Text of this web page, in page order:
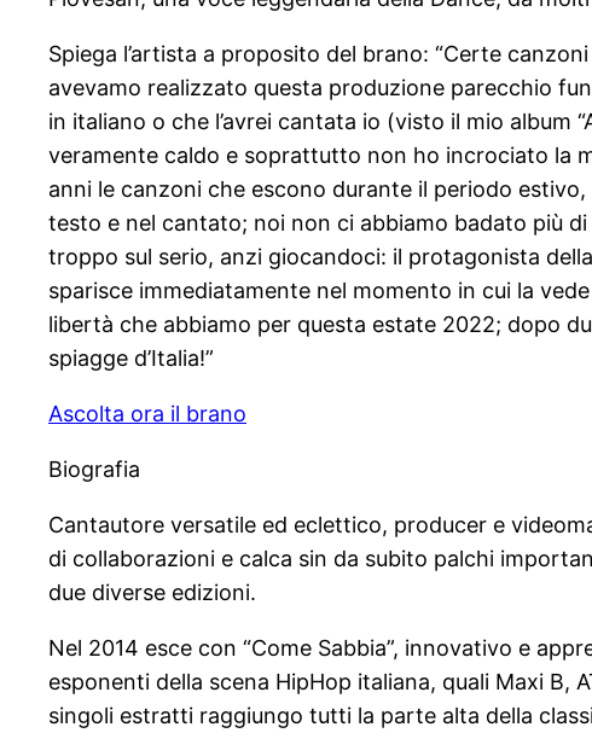
Spiega l’artista a proposito del brano: “Certe
avevamo realizzato questa produzione parecchio
in italiano o che l’avrei cantata io (visto il mio album
veramente caldo e soprattutto non ho incrociato la
anni le canzoni che escono durante il periodo
testo e nel cantato; noi non ci abbiamo badato più
troppo sul serio, anzi giocandoci: il protagonista
sparisce immediatamente nel momento in cui la
libertà che abbiamo per questa estate 2022; dopo
spiagge d’Italia!”
Ascolta ora il brano
Biografia
Cantautore versatile ed eclettico, producer e
di collaborazioni e calca sin da subito palchi
due diverse edizioni.
Nel 2014 esce con “Come Sabbia”, innovativo e
esponenti della scena HipHop italiana, quali Maxi B,
singoli estratti raggiungo tutti la parte alta della